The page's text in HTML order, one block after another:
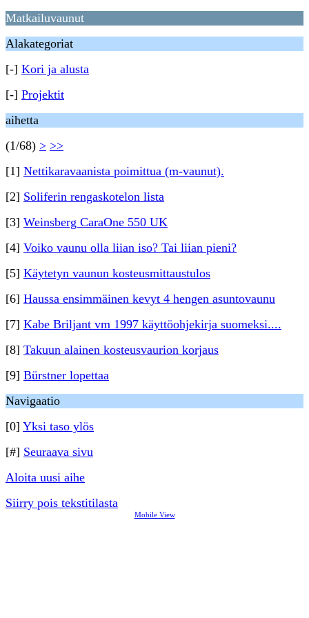
Matkailuvaunut
Alakategoriat
[-] Kori ja alusta
[-] Projektit
aihetta
(1/68) > >>
[1] Nettikaravaanista poimittua (m-vaunut).
[2] Soliferin rengaskotelon lista
[3] Weinsberg CaraOne 550 UK
[4] Voiko vaunu olla liian iso? Tai liian pieni?
[5] Käytetyn vaunun kosteusmittaustulos
[6] Haussa ensimmäinen kevyt 4 hengen asuntovaunu
[7] Kabe Briljant vm 1997 käyttöohjekirja suomeksi....
[8] Takuun alainen kosteusvaurion korjaus
[9] Bürstner lopettaa
Navigaatio
[0] Yksi taso ylös
[#] Seuraava sivu
Aloita uusi aihe
Siirry pois tekstitilasta
Mobile View